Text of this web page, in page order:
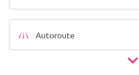
Autoroute